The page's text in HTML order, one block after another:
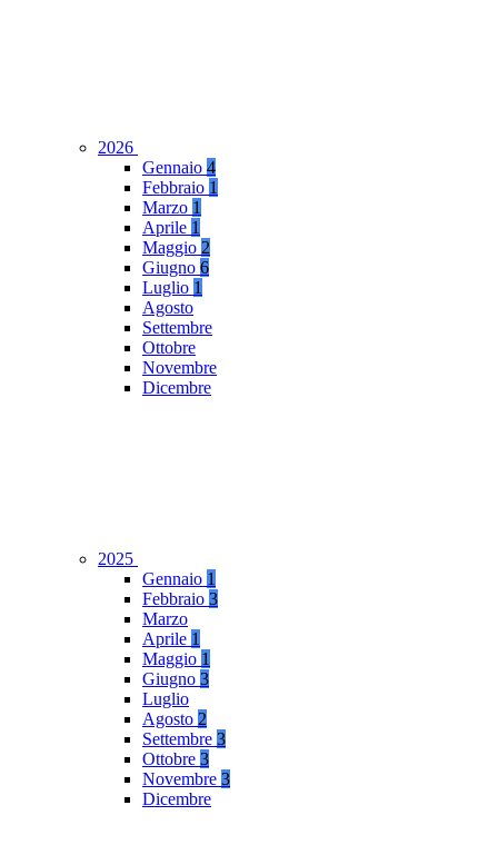
2026
Gennaio 4
Febbraio 1
Marzo 1
Aprile 1
Maggio 2
Giugno 6
Luglio 1
Agosto
Settembre
Ottobre
Novembre
Dicembre
2025
Gennaio 1
Febbraio 3
Marzo
Aprile 1
Maggio 1
Giugno 3
Luglio
Agosto 2
Settembre 3
Ottobre 3
Novembre 3
Dicembre